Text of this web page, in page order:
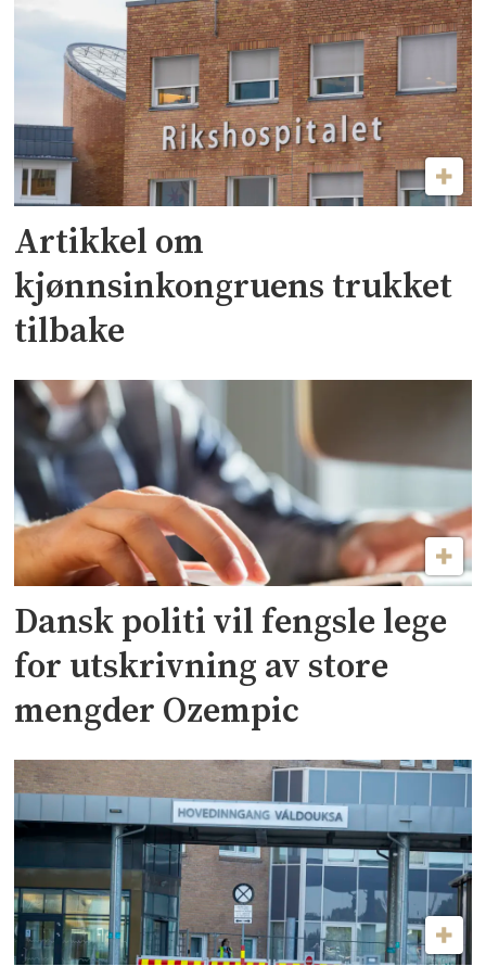
Artikkel om
kjønnsinkongruens trukket
tilbake
Dansk politi vil fengsle lege
for utskrivning av store
mengder Ozempic